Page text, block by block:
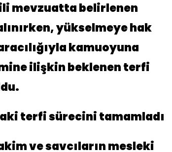
mevzuatta belirlenen
yükselmeye hak
kamuoyuna
ilişkin beklenen terfi
terfi sürecini tamamladı
ve savcıların mesleki